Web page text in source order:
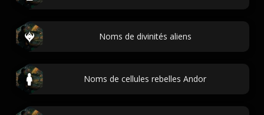
Noms de divinités aliens
Noms de cellules rebelles Andor